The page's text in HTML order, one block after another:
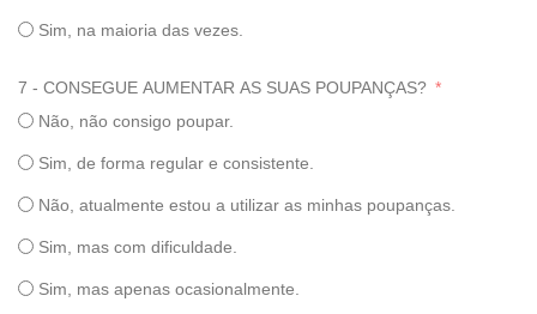
Sim, na maioria das vezes.
7 - CONSEGUE AUMENTAR AS SUAS POUPANÇAS?
Não, não consigo poupar.
Sim, de forma regular e consistente.
Não, atualmente estou a utilizar as minhas poupanças.
Sim, mas com dificuldade.
Sim, mas apenas ocasionalmente.